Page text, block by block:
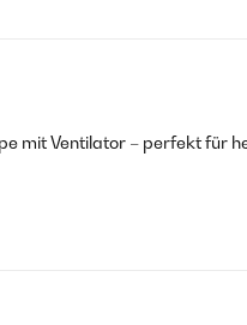
mit Ventilator – perfekt für